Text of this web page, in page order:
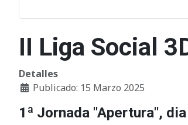
II Liga Social
Detalles
Publicado: 15 Marzo 2025
1ª Jornada "Apertura",